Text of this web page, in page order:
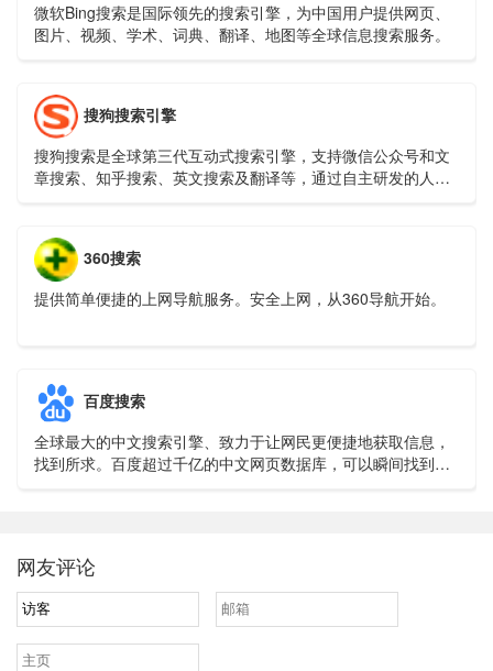
微软Bing搜索是国际领先的搜索引擎，为中国用户提供网页、
图片、视频、学术、词典、翻译、地图等全球信息搜索服务。
搜狗搜索引擎
搜狗搜索是全球第三代互动式搜索引擎，支持微信公众号和文
章搜索、知乎搜索、英文搜索及翻译等，通过自主研发的人工
360搜索
提供简单便捷的上网导航服务。安全上网，从360导航开始。
百度搜索
全球最大的中文搜索引擎、致力于让网民更便捷地获取信息，
找到所求。百度超过千亿的中文网页数据库，可以瞬间找到相
网友评论